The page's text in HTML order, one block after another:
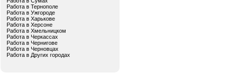
Работа в Тернополе
Работа в Ужгороде
Работа в Харькове
Работа в Херсоне
Работа в Хмельницком
Работа в Черкассах
Работа в Чернигове
Работа в Черновцах
Работа в Других городах